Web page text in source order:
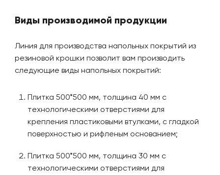
Виды производимой продукции
Линия для производства напольных покрытий из
резиновой крошки позволит вам производить
следующие виды напольных покрытий:
Плитка 500*500 мм, толщина 40 мм с
технологическими отверстиями для
крепления пластиковыми втулками, с гладкой
поверхностью и рифленым основанием;
Плитка 500*500 мм, толщина 30 мм с
технологическими отверстиями для